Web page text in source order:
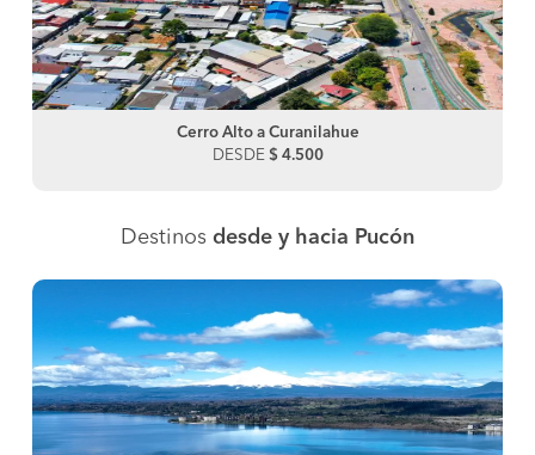
Cerro Alto a Curanilahue
DESDE $ 4.500
Destinos desde y hacia Pucón